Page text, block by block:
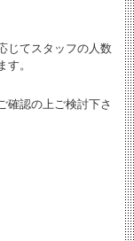
じてスタッフの人数
。
確認の上ご検討下さ